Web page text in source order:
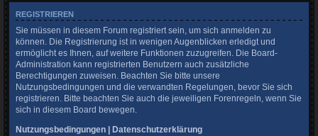
REGISTRIEREN
Sie müssen in diesem Forum registriert sein, um sich anmelden zu
können. Die Registrierung ist in wenigen Augenblicken erledigt und
ermöglicht es Ihnen, auf weitere Funktionen zuzugreifen. Die Board-
Administration kann registrierten Benutzern auch zusätzliche
Berechtigungen zuweisen. Beachten Sie bitte unsere
Nutzungsbedingungen und die verwandten Regelungen, bevor Sie sich
registrieren. Bitte beachten Sie auch die jeweiligen Forenregeln, wenn Sie
sich in diesem Board bewegen.
Nutzungsbedingungen | Datenschutzerklärung